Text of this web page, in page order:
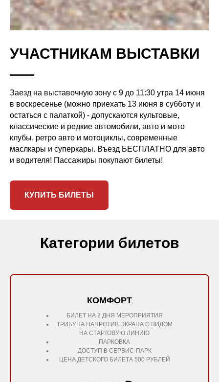
УЧАСТНИКАМ ВЫСТАВКИ
Заезд на выставочную зону с 9 до 11:30 утра 14 июня
в воскресенье (можно приехать 13 июня в субботу и
остаться с палаткой) - допускаются культовые,
классические и редкие автомобили, авто и мото
клубы, ретро авто и мотоциклы, современные
маслкары и суперкары. Въезд БЕСПЛАТНО для авто
и водителя! Пассажиры покупают билеты!
КУПИТЬ БИЛЕТЫ
Категории билетов
КОМФОРТ
БИЛЕТ НА 2 ДНЯ МЕРОПРИЯТИЯ
ТРИБУНА НАПРОТИВ ЭКРАНА С ВИДОМ
НА СТАРТОВУЮ ЛИНИЮ
ПАРКОВКА
ДОСТУП В СЕРВИС-ПАРК
ЦЕНА ДЕТСКОГО БИЛЕТА 500 РУБЛЕЙ